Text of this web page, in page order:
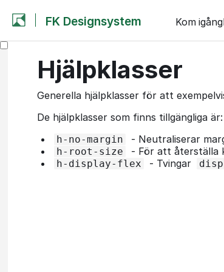
FK Designsystem Kom igång
Hjälpklasser
Generella hjälpklasser för att
De hjälpklasser som finns tillgängliga är:
h-no-margin - Neutraliserar
h-root-size - För att återställa
h-display-flex - Tvingar